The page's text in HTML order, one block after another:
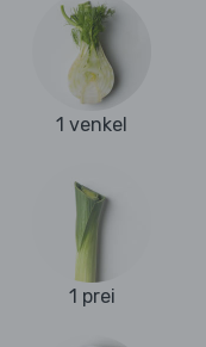
1 venkel
1 prei